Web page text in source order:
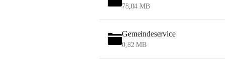
78,04 MB
Gemeindeservice
0,82 MB